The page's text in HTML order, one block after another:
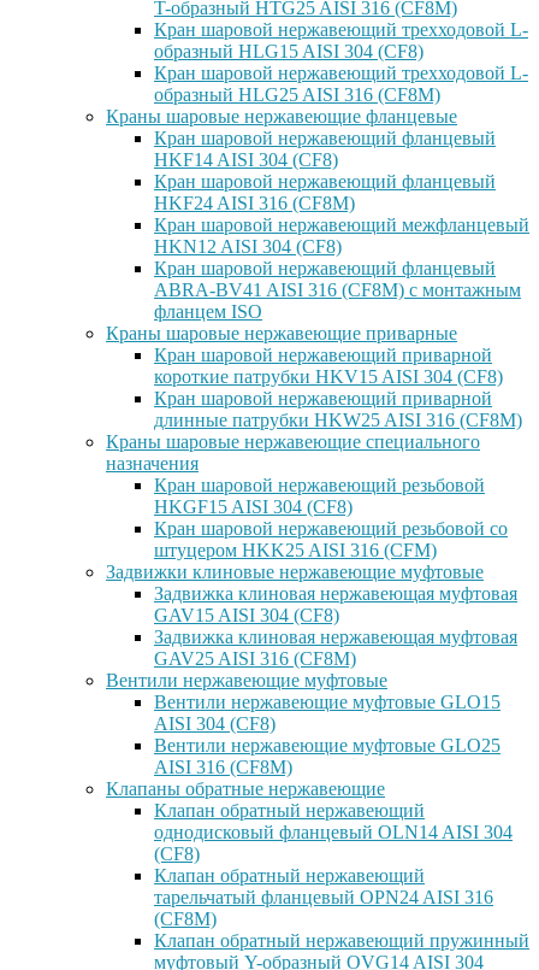
T-образный HTG25 AISI 316 (CF8M)
Кран шаровой нержавеющий трехходовой L-
образный HLG15 AISI 304 (CF8)
Кран шаровой нержавеющий трехходовой L-
образный HLG25 AISI 316 (CF8M)
Краны шаровые нержавеющие фланцевые
Кран шаровой нержавеющий фланцевый
HKF14 AISI 304 (CF8)
Кран шаровой нержавеющий фланцевый
HKF24 AISI 316 (CF8M)
Кран шаровой нержавеющий межфланцевый
HKN12 AISI 304 (CF8)
Кран шаровой нержавеющий фланцевый
ABRA-BV41 AISI 316 (CF8M) с монтажным
фланцем ISO
Краны шаровые нержавеющие приварные
Кран шаровой нержавеющий приварной
короткие патрубки HKV15 AISI 304 (CF8)
Кран шаровой нержавеющий приварной
длинные патрубки HKW25 AISI 316 (CF8M)
Краны шаровые нержавеющие специального
назначения
Кран шаровой нержавеющий резьбовой
HKGF15 AISI 304 (CF8)
Кран шаровой нержавеющий резьбовой со
штуцером HKK25 AISI 316 (CFM)
Задвижки клиновые нержавеющие муфтовые
Задвижка клиновая нержавеющая муфтовая
GAV15 AISI 304 (CF8)
Задвижка клиновая нержавеющая муфтовая
GAV25 AISI 316 (CF8M)
Вентили нержавеющие муфтовые
Вентили нержавеющие муфтовые GLO15
AISI 304 (CF8)
Вентили нержавеющие муфтовые GLO25
AISI 316 (CF8M)
Клапаны обратные нержавеющие
Клапан обратный нержавеющий
однодисковый фланцевый OLN14 AISI 304
(CF8)
Клапан обратный нержавеющий
тарельчатый фланцевый OPN24 AISI 316
(CF8M)
Клапан обратный нержавеющий пружинный
муфтовый Y-образный OVG14 AISI 304